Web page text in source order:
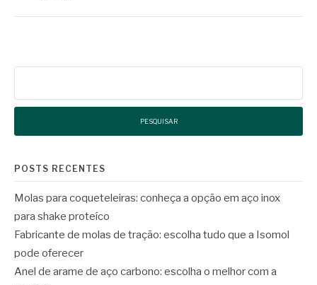
POSTS RECENTES
Molas para coqueteleiras: conheça a opção em aço inox
para shake proteíco
Fabricante de molas de tração: escolha tudo que a Isomol
pode oferecer
Anel de arame de aço carbono: escolha o melhor com a